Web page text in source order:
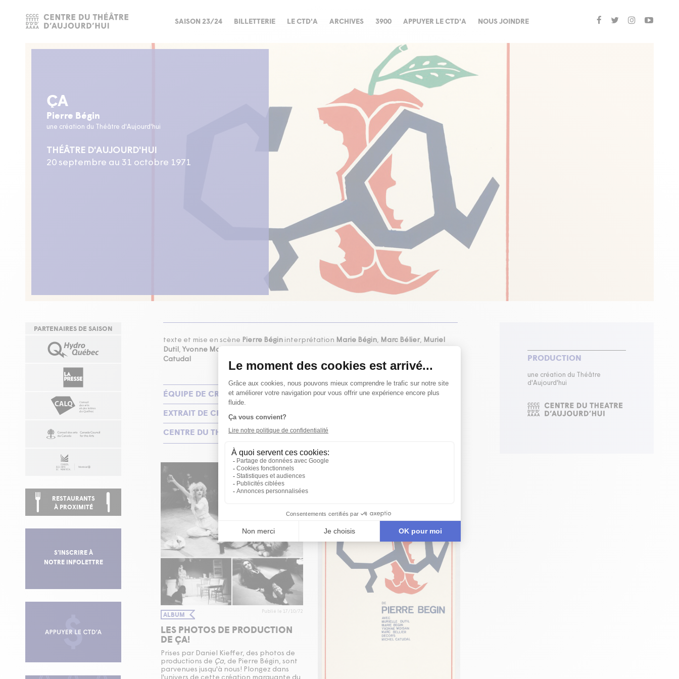
SAISON 23/24 BILLETTERIE LE CTD'A ARCHIVES 3900 APPUYER LE CTD'A NOUS JOINDRE
ÇA
Pierre Bégin
une création du Théâtre d'Aujourd'hui
THÉÂTRE D'AUJOURD'HUI
20 septembre au 31 octobre 1971
PARTENAIRES DE SAISON
RESTAURANTS
À PROXIMITÉ
S’INSCRIRE À
NOTRE INFOLETTRE
texte et mise en scène Pierre Bégin interprétation Marie Bégin, Marc Bélier, Muriel
Dutil, Yvonne Moisan
Catudal
ÉQUIPE DE CRÉATION
EXTRAIT DE CRITIQUE
CENTRE DU THÉÂTRE D'AUJOURD'HUI
ALBUM Publié le 17/10/72
LES PHOTOS DE PRODUCTION
DE ÇA!
Prises par Daniel Kieffer, des photos de
productions de Ça, de Pierre Bégin, sont
parvenues jusqu'à nous! Plongez dans
PRODUCTION
une création du Théâtre
d'Aujourd'hui